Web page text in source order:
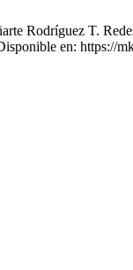
Rodríguez T.
en: https://